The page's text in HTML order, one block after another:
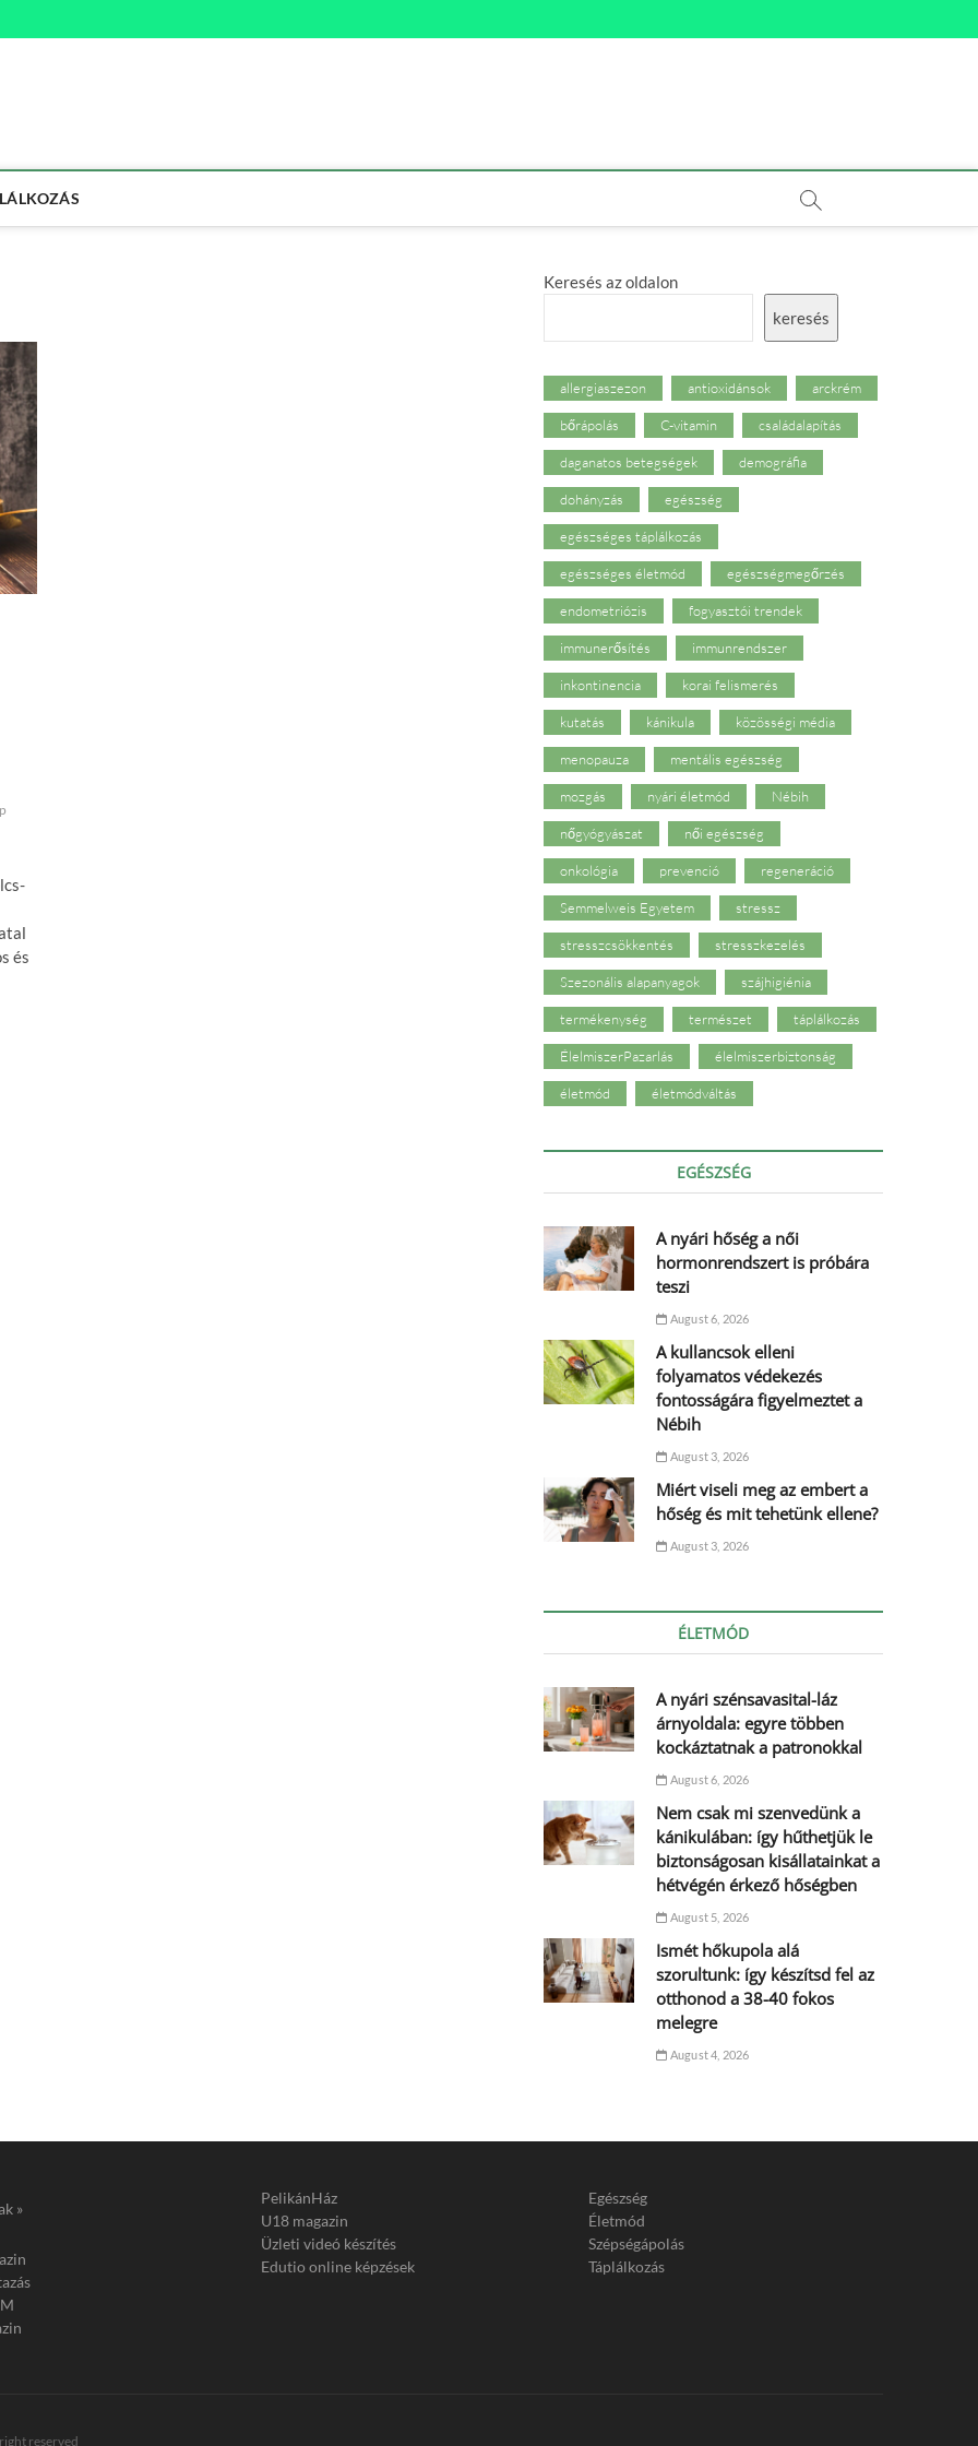
és
Keresés az oldalon
keresés
allergiaszezon antioxidánsok arckrém
bőrápolás C-vitamin családalapítás
daganatos betegségek demográfia
dohányzás egészség
egészséges táplálkozás
egészséges életmód egészségmegőrzés
endometriózis fogyasztói trendek
immunerősítés immunrendszer
inkontinencia korai felismerés
kutatás kánikula közösségi média
menopauza mentális egészség
mozgás nyári életmód Nébih
nőgyógyászat női egészség
onkológia prevenció regeneráció
Semmelweis Egyetem stressz
stresszcsökkentés stresszkezelés
Szezonális alapanyagok szájhigiénia
termékenység természet táplálkozás
ÉlelmiszerPazarlás élelmiszerbiztonság
életmód életmódváltás
EGÉSZSÉG
A nyári hőség a női
hormonrendszert is próbára
teszi
August 6, 2026
A kullancsok elleni
folyamatos védekezés
fontosságára figyelmeztet a
Nébih
August 3, 2026
Miért viseli meg az embert a
hőség és mit tehetünk ellene?
August 3, 2026
ÉLETMÓD
A nyári szénsavasital-láz
árnyoldala: egyre többen
kockáztatnak a patronokkal
August 6, 2026
Nem csak mi szenvedünk a
kánikulában: így hűthetjük le
biztonságosan kisállatainkat a
hétvégén érkező hőségben
August 5, 2026
Ismét hőkupola alá
szorultunk: így készítsd fel az
otthonod a 38-40 fokos
melegre
August 4, 2026
»
PelikánHáz
U18 magazin
Üzleti videó készítés
Edutio online képzések
Egészség
Életmód
Szépségápolás
Táplálkozás
reserved